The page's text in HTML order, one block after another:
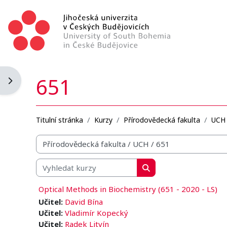
Otevřít panel bloku
651
Titulní stránka Kurzy Přírodovědecká fakulta UCH
Organizační struktura kurzů
Vyhledat kurzy
Vyhledat kurzy
Optical Methods in Biochemistry (651 - 2020 - LS)
Učitel: David Bína
Učitel: Vladimír Kopecký
Učitel: Radek Litvín